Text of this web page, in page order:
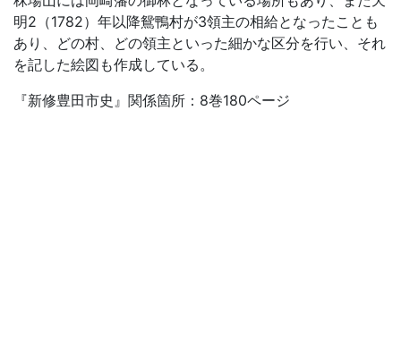
明2（1782）年以降鴛鴨村が3領主の相給となったことも
あり、どの村、どの領主といった細かな区分を行い、それ
を記した絵図も作成している。
『新修豊田市史』関係箇所：8巻180ページ